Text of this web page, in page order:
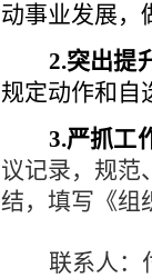
动事业发展，
2.突出提
规定动作和自
3.严抓工
议记录，规范
结，填写《组
联系人：